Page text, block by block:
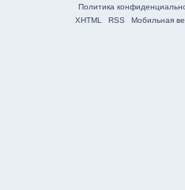
Политика
XHTML
RSS Мобильная